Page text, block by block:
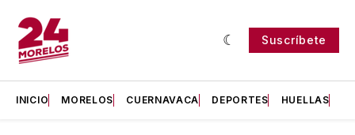
Suscríbete
INICIO MORELOS CUERNAVACA DEPORTES HUELLAS